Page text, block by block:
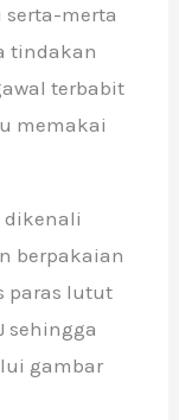
serta-merta
tindakan
terbabit
memakai
dikenali
berpakaian
paras lutut
sehingga
gambar